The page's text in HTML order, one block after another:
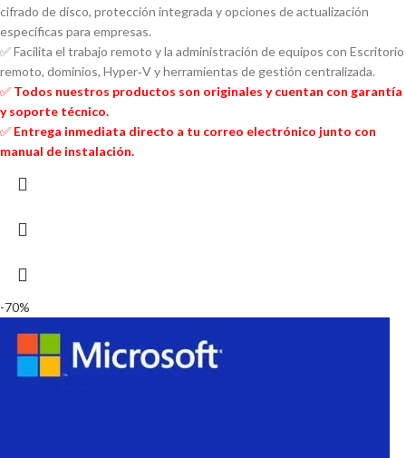
cifrado de disco, protección integrada y opciones de actualización
específicas para empresas.
✅ Facilita el trabajo remoto y la administración de equipos con Escritorio
remoto, dominios, Hyper‑V y herramientas de gestión centralizada.
✅ Todos nuestros productos son originales y cuentan con garantía
y soporte técnico.
✅ Entrega inmediata directo a tu correo electrónico junto con
manual de instalación.
-70%